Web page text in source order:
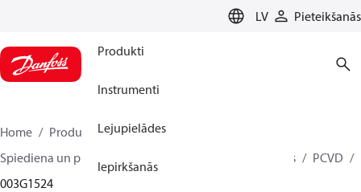
LV Pieteikšanās
Produkti
Instrumenti
Lejupielādes
Iepirkšanās
Home Produkti
Climate Solutions apkurei
Spiediena un plūsmas kontrolieri
Pilot control valves
PCVD
003G1524